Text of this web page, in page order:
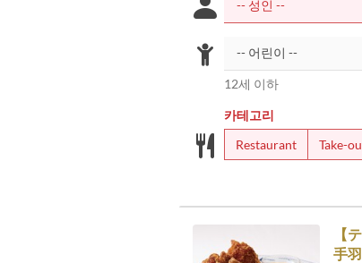
12세 이하
카테고리
Restaurant
Take-
【
手